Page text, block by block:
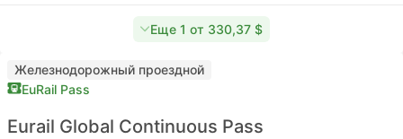
Еще 1 от 330,37 $
Железнодорожный проездной
EuRail Pass
Eurail Global Continuous Pass